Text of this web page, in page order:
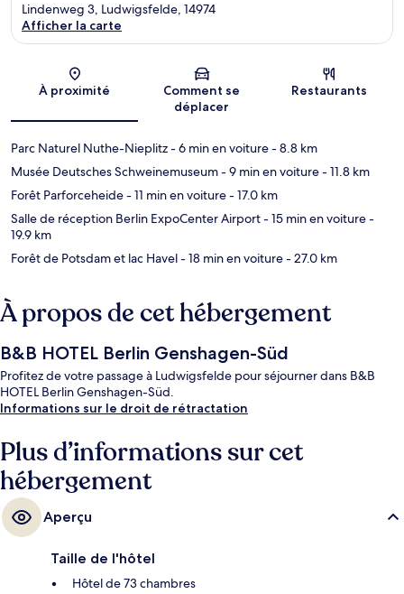
Carte
Lindenweg 3, Ludwigsfelde, 14974
Afficher la carte
À proximité
Comment se
déplacer
Restaurants
Parc Naturel Nuthe-Nieplitz- 6 min en voiture- 8.8 km
Musée Deutsches Schweinemuseum- 9 min en voiture- 11.8 km
Forêt Parforceheide- 11 min en voiture- 17.0 km
Salle de réception Berlin ExpoCenter Airport- 15 min en voiture-
19.9 km
Forêt de Potsdam et lac Havel- 18 min en voiture- 27.0 km
À propos de cet hébergement
B&B HOTEL Berlin Genshagen-Süd
Profitez de votre passage à Ludwigsfelde pour séjourner dans B&B
HOTEL Berlin Genshagen-Süd.
Informations sur le droit de rétractation
Plus d’informations sur cet
hébergement
Aperçu
Taille de l'hôtel
Hôtel de 73 chambres